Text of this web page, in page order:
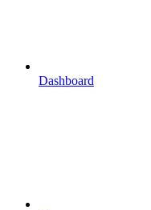
Dashboard